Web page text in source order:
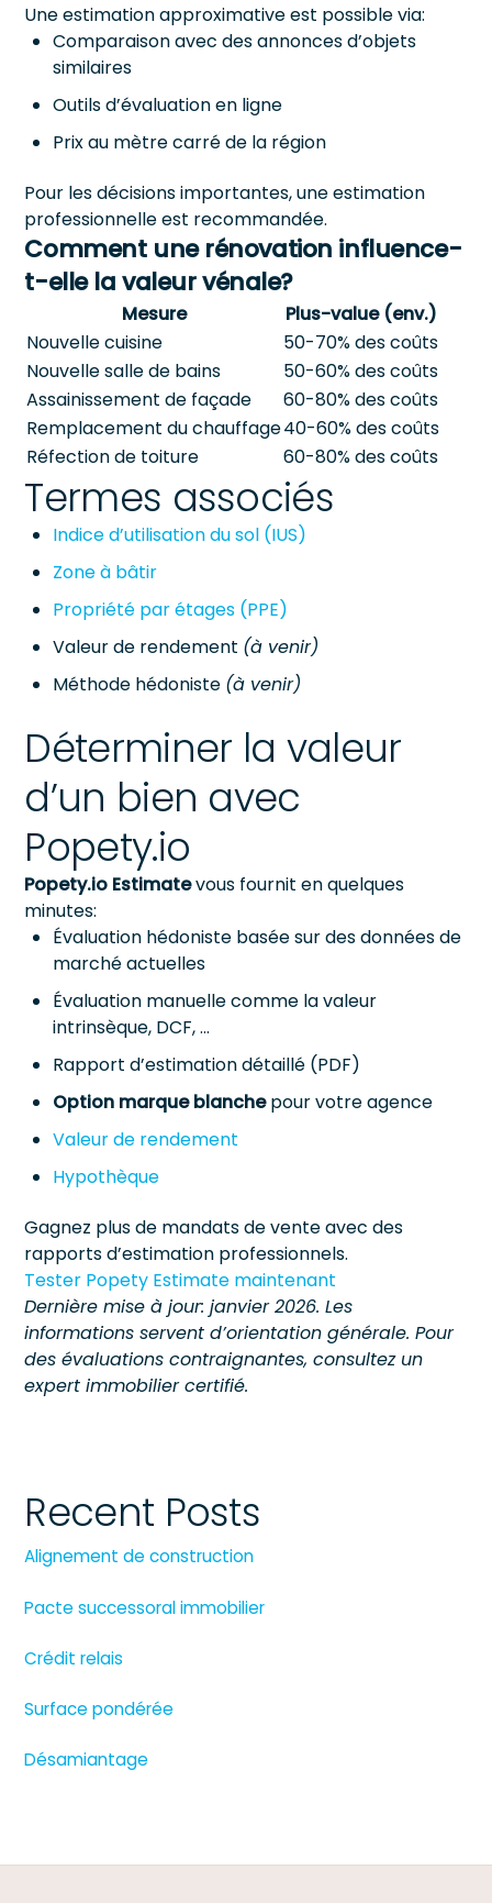
Une estimation approximative est possible via:
Comparaison avec des annonces d’objets
similaires
Outils d’évaluation en ligne
Prix au mètre carré de la région
Pour les décisions importantes, une estimation
professionnelle est recommandée.
Comment une rénovation influence-
t-elle la valeur vénale?
Mesure
Plus-value (env.)
Nouvelle cuisine
50-70% des coûts
Nouvelle salle de bains
50-60% des coûts
Assainissement de façade
60-80% des coûts
Remplacement du chauffage40-60% des coûts
Réfection de toiture
60-80% des coûts
Termes associés
Indice d’utilisation du sol (IUS)
Zone à bâtir
Propriété par étages (PPE)
Valeur de rendement (à venir)
Méthode hédoniste (à venir)
Déterminer la valeur
d’un bien avec
Popety.io
Popety.io Estimatevous fournit en quelques
minutes:
Évaluation hédoniste basée sur des données de
marché actuelles
Évaluation manuelle comme la valeur
intrinsèque, DCF, …
Rapport d’estimation détaillé (PDF)
Option marque blanchepour votre agence
Valeur de rendement
Hypothèque
Gagnez plus de mandats de vente avec des
rapports d’estimation professionnels.
Tester Popety Estimate maintenant
Dernière mise à jour: janvier 2026. Les
informations servent d’orientation générale. Pour
des évaluations contraignantes, consultez un
expert immobilier certifié.
Recent Posts
Alignement de construction
Pacte successoral immobilier
Crédit relais
Surface pondérée
Désamiantage